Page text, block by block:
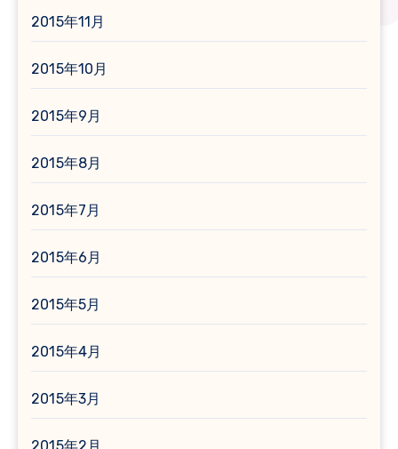
2015年11月
2015年10月
2015年9月
2015年8月
2015年7月
2015年6月
2015年5月
2015年4月
2015年3月